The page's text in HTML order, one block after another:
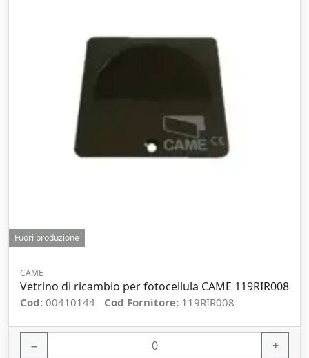
Fuori produzione
CAME
Vetrino di ricambio per fotocellula CAME 119RIR008
Cod: 00410144 Cod Fornitore: 119RIR008
− +